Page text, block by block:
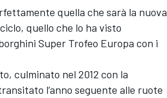
quella che sarà la nuova
quello che lo ha visto
Super Trofeo Europa con i
culminato nel 2012 con la
l’anno seguente alle ruote